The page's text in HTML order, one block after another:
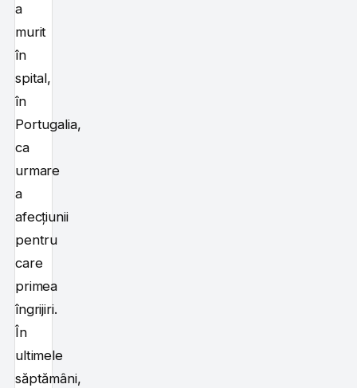
a
murit
în
spital,
în
Portugalia,
ca
urmare
a
afecțiunii
pentru
care
primea
îngrijiri.
În
ultimele
săptămâni,